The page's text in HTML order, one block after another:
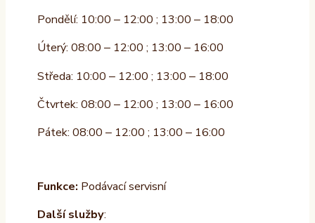
Pondělí: 10:00 – 12:00 ; 13:00 – 18:00
Úterý: 08:00 – 12:00 ; 13:00 – 16:00
Středa: 10:00 – 12:00 ; 13:00 – 18:00
Čtvrtek: 08:00 – 12:00 ; 13:00 – 16:00
Pátek: 08:00 – 12:00 ; 13:00 – 16:00
Funkce: Podávací servisní
Další služby: